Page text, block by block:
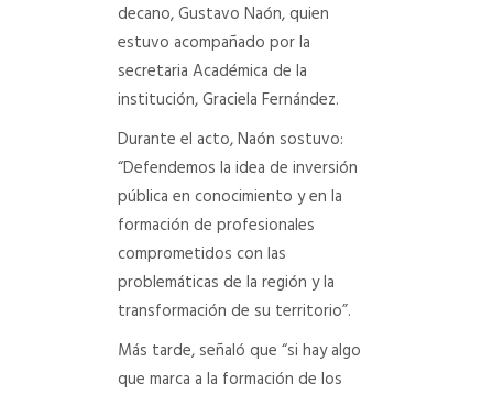
decano, Gustavo Naón, quien
estuvo acompañado por la
secretaria Académica de la
institución, Graciela Fernández.
Durante el acto, Naón sostuvo:
“Defendemos la idea de inversión
pública en conocimiento y en la
formación de profesionales
comprometidos con las
problemáticas de la región y la
transformación de su territorio”.
Más tarde, señaló que “si hay algo
que marca a la formación de los